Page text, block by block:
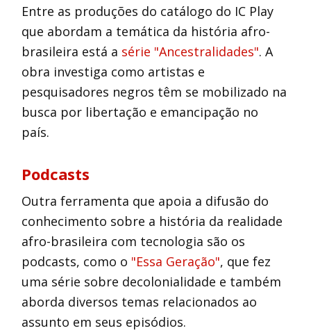
Entre as produções do catálogo do IC Play
que abordam a temática da história afro-
brasileira está a série "Ancestralidades". A
obra investiga como artistas e
pesquisadores negros têm se mobilizado na
busca por libertação e emancipação no
país.
Podcasts
Outra ferramenta que apoia a difusão do
conhecimento sobre a história da realidade
afro-brasileira com tecnologia são os
podcasts, como o "Essa Geração", que fez
uma série sobre decolonialidade e também
aborda diversos temas relacionados ao
assunto em seus episódios.